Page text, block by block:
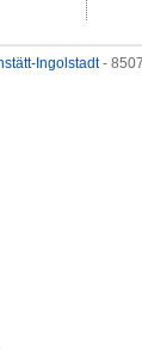
Ingolstadt-